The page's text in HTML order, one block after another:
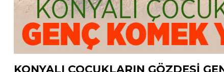
KONYALI ÇOCUKLARIN GÖZDESİ